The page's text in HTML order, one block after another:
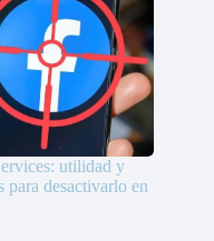
utilidad y
para desactivarlo en